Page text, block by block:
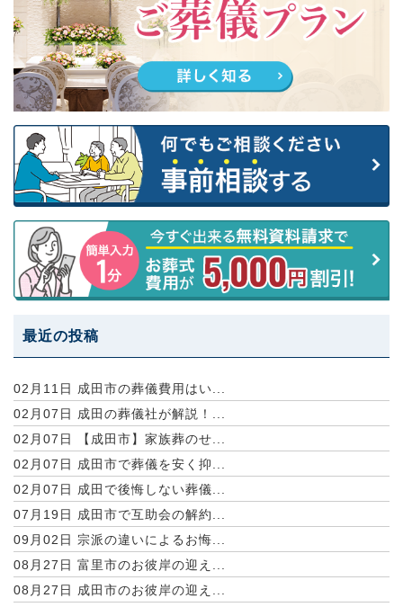
最近の投稿
02月11日 成田市の葬儀費用はい...
02月07日 成田の葬儀社が解説！...
02月07日
【成田市】家族葬のせ...
02月07日 成田市で葬儀を安く抑...
02月07日 成田で後悔しない葬儀...
07月19日 成田市で互助会の解約...
09月02日 宗派の違いによるお悔...
08月27日 富里市のお彼岸の迎え...
08月27日 成田市のお彼岸の迎え...